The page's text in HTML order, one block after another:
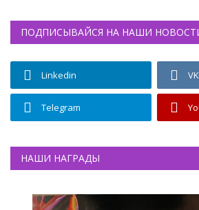
ПОДПИСЫВАЙСЯ НА НАШИ
Linkedin VK
Telegram
НАШИ НАГРАДЫ